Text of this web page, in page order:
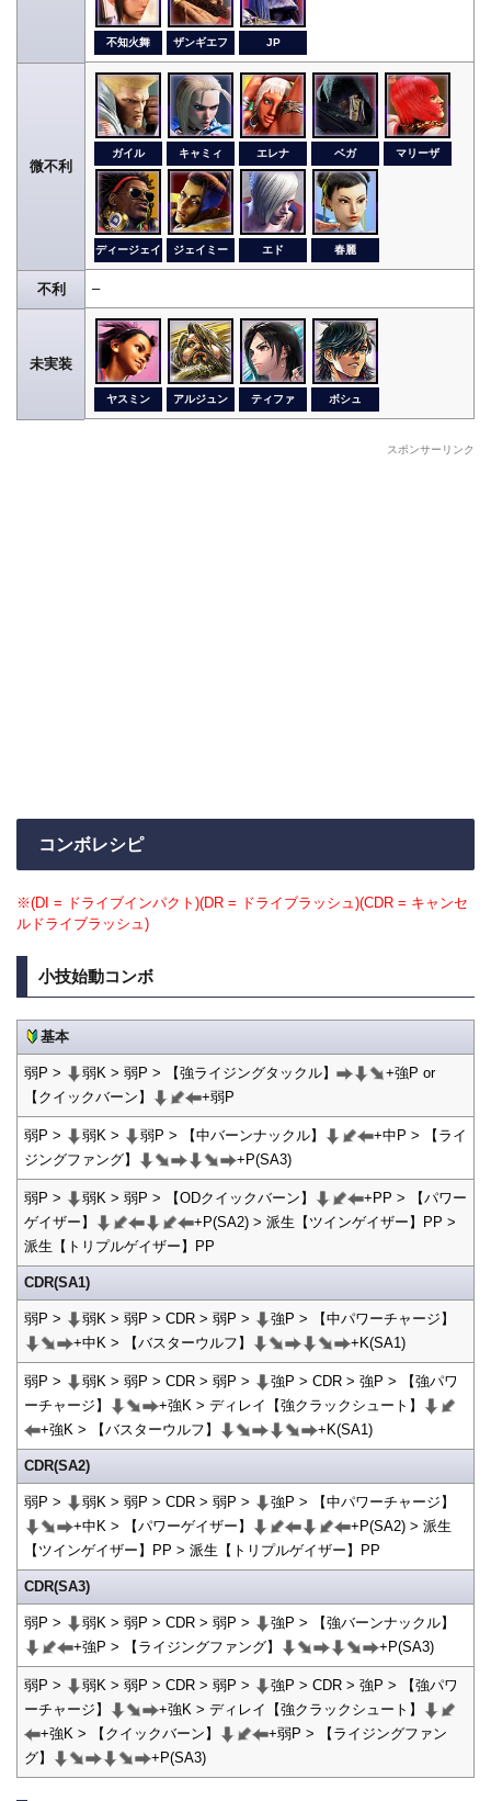
不知火舞 ザンギエフ JP
微不利
ガイル キャミィ エレナ ベガ マリーザ
ディージェイ ジェイミー エド 春麗
不利 –
未実装
ヤスミン アルジュン ティファ ボシュ
スポンサーリンク
コンボレシピ
※(DI = ドライブインパクト)(DR = ドライブラッシュ)(CDR = キャンセ
ルドライブラッシュ)
小技始動コンボ
基本
弱P > 弱K > 弱P > 【強ライジングタックル】
+強P or
【クイックバーン】
+弱P
弱P > 弱K > 弱P > 【中バーンナックル】
+中P > 【ライ
ジングファング】
+P(SA3)
弱P > 弱K > 弱P > 【ODクイックバーン】
+PP > 【パワー
ゲイザー】
+P(SA2) > 派生【ツインゲイザー】PP >
派生【トリプルゲイザー】PP
CDR(SA1)
弱P > 弱K > 弱P > CDR > 弱P >
強P > 【中パワーチャージ】
+中K > 【バスターウルフ】
+K(SA1)
弱P > 弱K > 弱P > CDR > 弱P >
強P > CDR > 強P > 【強パワ
ーチャージ】
+強K > ディレイ【強クラックシュート】
+強K > 【バスターウルフ】
+K(SA1)
CDR(SA2)
弱P > 弱K > 弱P > CDR > 弱P >
強P > 【中パワーチャージ】
+中K > 【パワーゲイザー】
+P(SA2) > 派生
【ツインゲイザー】PP > 派生【トリプルゲイザー】PP
CDR(SA3)
弱P > 弱K > 弱P > CDR > 弱P >
強P > 【強バーンナックル】
+強P > 【ライジングファング】
+P(SA3)
弱P > 弱K > 弱P > CDR > 弱P >
強P > CDR > 強P > 【強パワ
ーチャージ】
+強K > ディレイ【強クラックシュート】
+強K > 【クイックバーン】
+弱P > 【ライジングファン
グ】
+P(SA3)